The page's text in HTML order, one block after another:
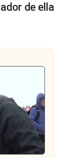
de ella